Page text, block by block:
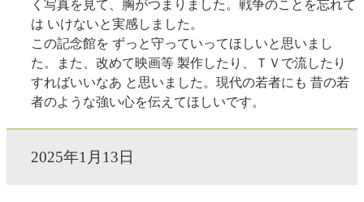
く写真を見て、胸がつまりました。戦争のことを忘れて
は いけないと実感しました。
この記念館を ずっと守っていってほしいと思いまし
た。また、改めて映画等 製作したり、ＴＶで流したり
すればいいなあ と思いました。現代の若者にも 昔の若
者のような強い心を伝えてほしいです。
2025年1月13日